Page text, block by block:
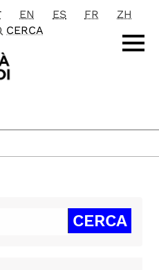
principale
EN ES FR
ZH
CERCA